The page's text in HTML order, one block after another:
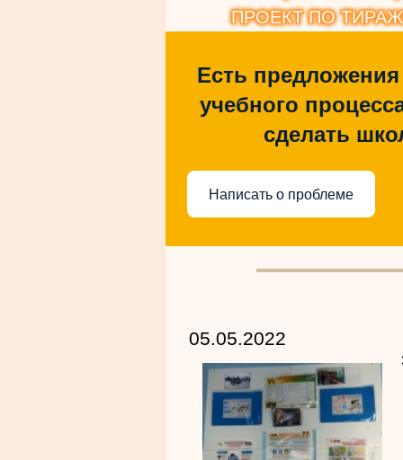
ПРОЕКТ ПО
Есть
учебного
сделать
Написать о проблеме
05.05.2022